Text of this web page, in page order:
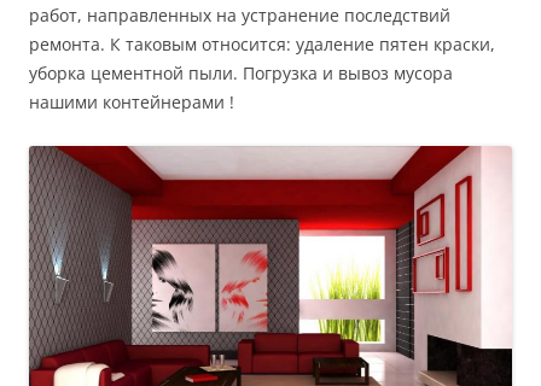
работ, направленных на устранение последствий
ремонта. К таковым относится: удаление пятен краски,
уборка цементной пыли. Погрузка и вывоз мусора
нашими контейнерами !